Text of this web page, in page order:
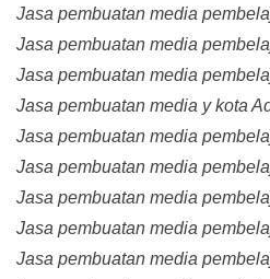
Jasa pembuatan media
Jasa pembuatan media
Jasa pembuatan media
Jasa pembuatan media y kota
Jasa pembuatan media
Jasa pembuatan media
Jasa pembuatan media
Jasa pembuatan media
Jasa pembuatan media